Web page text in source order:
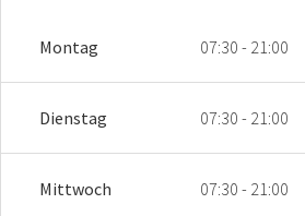
Montag 07:30 - 21:00
Dienstag 07:30 - 21:00
Mittwoch 07:30 - 21:00